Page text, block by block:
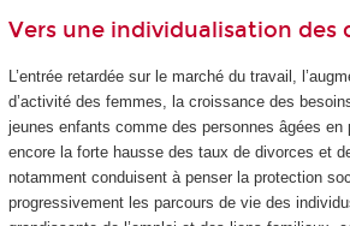
Vers une individualisation des
L’entrée retardée sur le marché du travail,
d’activité des femmes, la croissance des
jeunes enfants comme des personnes âgées en
encore la forte hausse des taux de divorces et
notamment conduisent à penser la protection
progressivement les parcours de vie des